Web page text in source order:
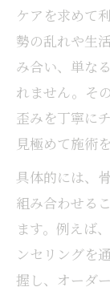
ケアを求めて
勢の乱れや生
み合い、単な
れません。そ
歪みを丁寧に
見極めて施術
具体的には、
組み合わせる
ます。例えば
ンセリングを
握し、オーダ